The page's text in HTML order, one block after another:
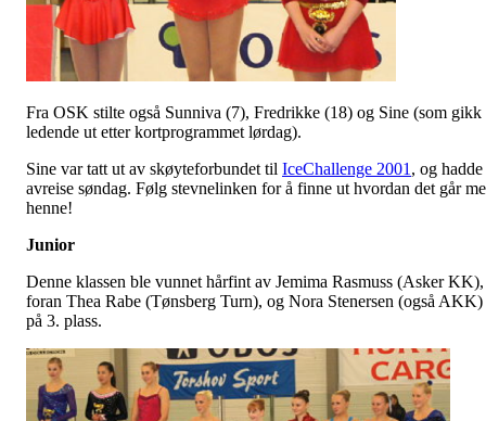
Fra OSK stilte også Sunniva (7), Fredrikke (18) og Sine (som gikk
ledende ut etter kortprogrammet lørdag).
Sine var tatt ut av skøyteforbundet til IceChallenge 2001 , og hadde
avreise søndag. Følg stevnelinken for å finne ut hvordan det går
henne!
Junior
Denne klassen ble vunnet hårfint av Jemima Rasmuss (Asker KK),
foran Thea Rabe (Tønsberg Turn), og Nora Stenersen (også AKK)
på 3. plass.